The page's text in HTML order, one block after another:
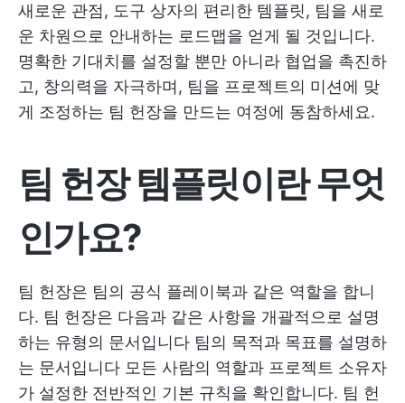
새로운 관점, 도구 상자의 편리한 템플릿, 팀을 새로
운 차원으로 안내하는 로드맵을 얻게 될 것입니다.
명확한 기대치를 설정할 뿐만 아니라 협업을 촉진하
고, 창의력을 자극하며, 팀을 프로젝트의 미션에 맞
게 조정하는 팀 헌장을 만드는 여정에 동참하세요.
팀 헌장 템플릿이란 무엇
인가요?
팀 헌장은 팀의 공식 플레이북과 같은 역할을 합니
다. 팀 헌장은 다음과 같은 사항을 개괄적으로 설명
하는 유형의 문서입니다 팀의 목적과 목표를 설명하
는 문서입니다 모든 사람의 역할과 프로젝트 소유자
가 설정한 전반적인 기본 규칙을 확인합니다. 팀 헌